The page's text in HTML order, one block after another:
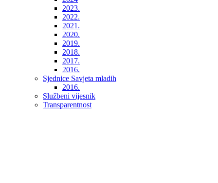
2023.
2022.
2021.
2020.
2019.
2018.
2017.
2016.
Sjednice Savjeta mladih
2016.
Službeni vijesnik
Transparentnost